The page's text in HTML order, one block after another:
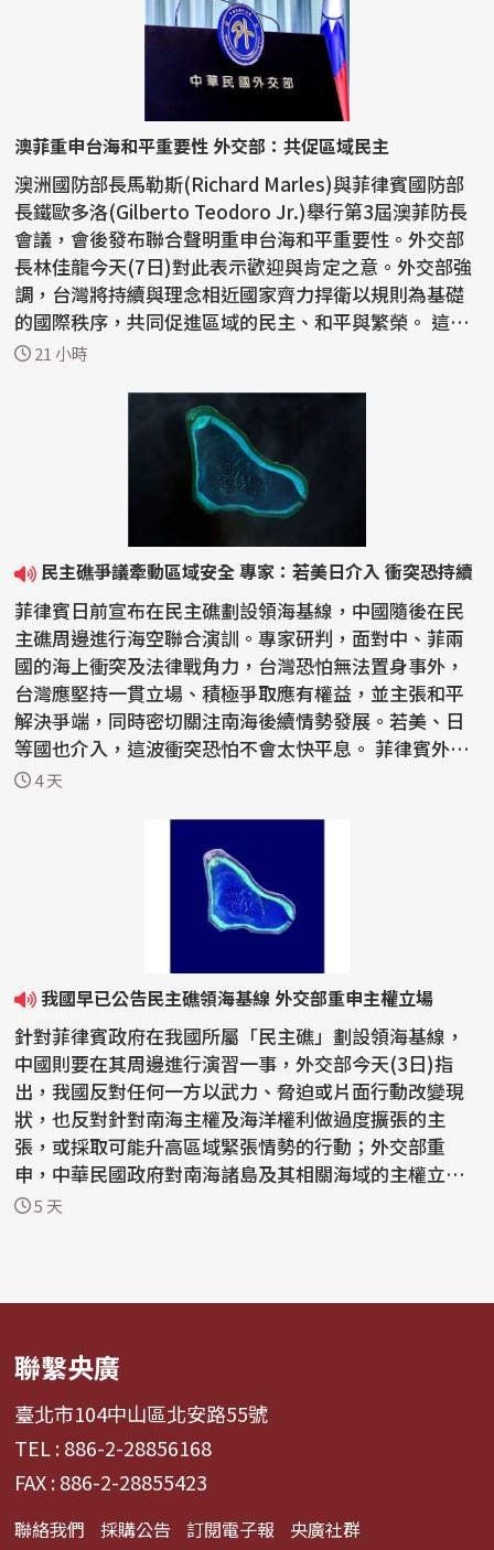
澳菲重申台海和平重要性 外交部：共促區域民主
澳洲國防部長馬勒斯(Richard Marles)與菲律賓國防部
長鐵歐多洛(Gilberto Teodoro Jr.)舉行第3屆澳菲防長
會議，會後發布聯合聲明重申台海和平重要性。外交部
長林佳龍今天(7日)對此表示歡迎與肯定之意。外交部強
調，台灣將持續與理念相近國家齊力捍衛以規則為基礎
的國際秩序，共同促進區域的民主、和平與繁榮。 這份
聯...21 小時
民主礁爭議牽動區域安全 專家：若美日介入 衝突恐持續
菲律賓日前宣布在民主礁劃設領海基線，中國隨後在民
主礁周邊進行海空聯合演訓。專家研判，面對中、菲兩
國的海上衝突及法律戰角力，台灣恐怕無法置身事外，
台灣應堅持一貫立場、積極爭取應有權益，並主張和平
解決爭端，同時密切關注南海後續情勢發展。若美、日
等國也介入，這波衝突恐怕不會太快平息。 菲律賓外交
部7月...
4 天
我國早已公告民主礁領海基線 外交部重申主權立場
針對菲律賓政府在我國所屬「民主礁」劃設領海基線，
中國則要在其周邊進行演習一事，外交部今天(3日)指
出，我國反對任何一方以武力、脅迫或片面行動改變現
狀，也反對針對南海主權及海洋權利做過度擴張的主
張，或採取可能升高區域緊張情勢的行動；外交部重
申，中華民國政府對南海諸島及其相關海域的主權立場
一貫明確，沒...
5 天
聯繫央廣
臺北市104中山區北安路55號
TEL : 886-2-28856168
FAX : 886-2-28855423
聯絡我們 採購公告 訂閱電子報 央廣社群